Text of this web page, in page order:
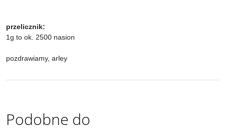
przelicznik:
1g to ok. 2500 nasion
pozdrawiamy, arley
Podobne do